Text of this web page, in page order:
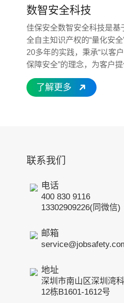
数智安全科技
佳保安全数智安全科技是基
全自主知识产权的“量化安
20多年的实践，秉承“以客
保障安全”的理念，为客户
能化、系统化的一体化安全
平台，“量化安全云”平台助
智化解决方案”软硬件工具系
技已在化工、建筑、制造、
输等多个高风险行业落地应
解决了 “隐患排查不彻底、
等核心痛点。例如，在某大
通过平台实现了作业风险智
生率下降 45%；在某建筑集
化人才系统，实现了新员工
率 100%，作业违规率下降
了解更多
联系我们
电话
400 830 9116
13302909226(同微信)
邮箱
地址
深圳市南山区深圳湾
12栋B1601-1612号